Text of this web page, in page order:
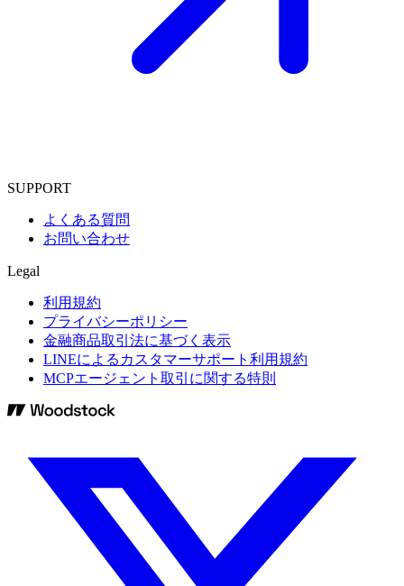
SUPPORT
よくある質問
お問い合わせ
Legal
利用規約
プライバシーポリシー
金融商品取引法に基づく表示
LINEによるカスタマーサポート利用規約
MCPエージェント取引に関する特則